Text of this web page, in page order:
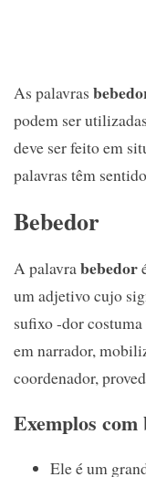
As palavras
podem ser
deve ser feito em
palavras têm
Bebedor
A palavrabebedor
um adjetivo cujo
sufixo -dor costuma
em narrador,
coordenador,
Exemplos com
Ele é um